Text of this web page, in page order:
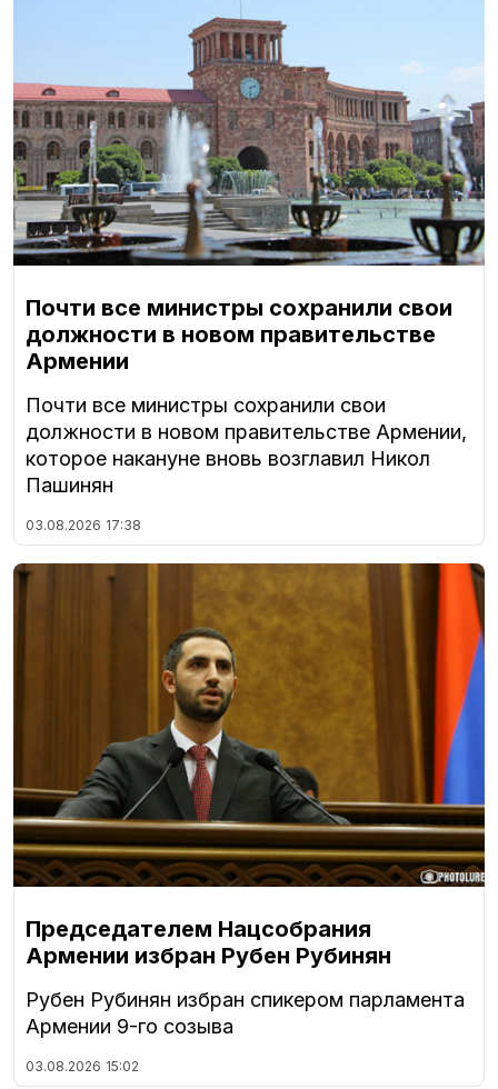
Почти все министры сохранили свои
должности в новом правительстве
Армении
Почти все министры сохранили свои
должности в новом правительстве Армении,
которое накануне вновь возглавил Никол
Пашинян
03.08.2026 17:38
Председателем Нацсобрания
Армении избран Рубен Рубинян
Рубен Рубинян избран спикером парламента
Армении 9-го созыва
03.08.2026 15:02